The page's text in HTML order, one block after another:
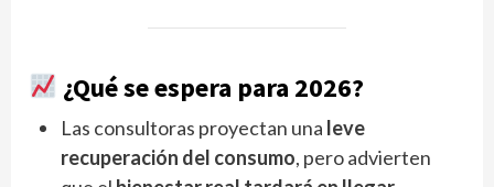
¿Qué se espera para 2026?
Las consultoras proyectan una leve
recuperación del consumo, pero advierten